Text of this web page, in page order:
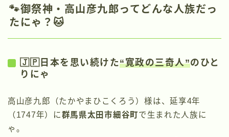
🐾御祭神・高山彦九郎ってどんな人族だっ
たにゃ？🐱
🇯🇵日本を思い続けた“寛政の三奇人”のひと
りにゃ
高山彦九郎（たかやまひこくろう）様は、延享4年
（1747年）に群馬県太田市細谷町で生まれた人族に
ゃ。